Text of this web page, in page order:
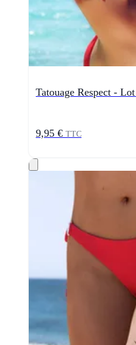
Tatouage Respect -
9,95 € TTC